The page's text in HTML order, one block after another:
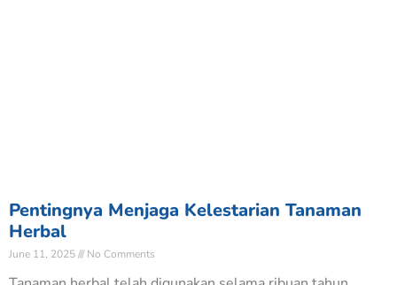
Pentingnya Menjaga Kelestarian Tanaman
Herbal
June 11, 2025 No Comments